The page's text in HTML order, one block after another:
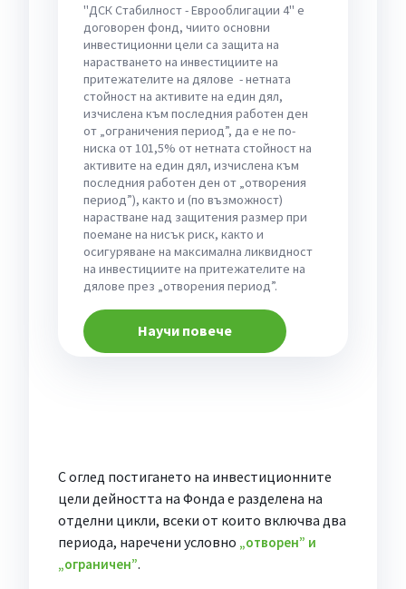
"ДСК Стабилност - Еврооблигации 4" е
договорен фонд, чиито основни
инвестиционни цели са защита на
нарастването на инвестициите на
притежателите на дялове - нетната
стойност на активите на един дял,
изчислена към последния работен ден
от „ограничения период”, да е не по-
ниска от 101,5% от нетната стойност на
активите на един дял, изчислена към
последния работен ден от „отворения
период”), както и (по възможност)
нарастване над защитения размер при
поемане на нисък риск, както и
осигуряване на максимална ликвидност
на инвестициите на притежателите на
дялове през „отворения период”.
Научи повече
С оглед постигането на инвестиционните
цели дейността на Фонда е разделена на
отделни цикли, всеки от които включва два
периода, наречени условно „отворен” и
„ограничен”.